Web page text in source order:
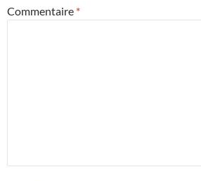
Commentaire *